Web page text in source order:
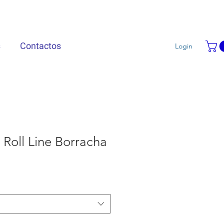
Contactos Login
Roll Line Borracha